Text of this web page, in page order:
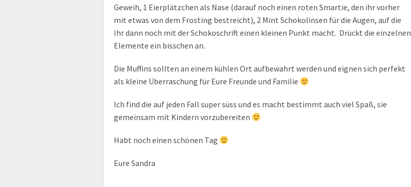
Geweih, 1 Eierplätzchen als Nase (darauf noch einen roten Smartie, den ihr vorher
mit etwas von dem Frosting bestreicht), 2 Mint Schokolinsen für die Augen, auf die
Ihr dann noch mit der Schokoschrift einen kleinen Punkt macht. Drückt die einzelnen
Elemente ein bisschen an.
Die Muffins sollten an einem kühlen Ort aufbewahrt werden und eignen sich perfekt
als kleine Überraschung für Eure Freunde und Familie
Ich find die auf jeden Fall super süss und es macht bestimmt auch viel Spaß, sie
gemeinsam mit Kindern vorzubereiten
Habt noch einen schönen Tag
Eure Sandra